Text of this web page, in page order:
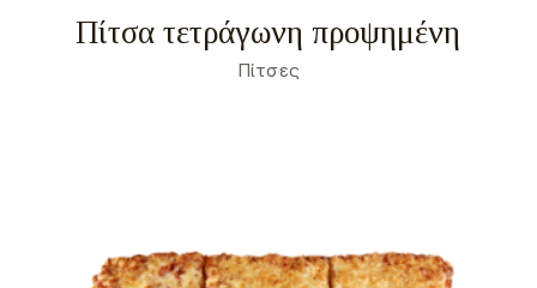
Πίτσα τετράγωνη προψημένη
Πίτσες